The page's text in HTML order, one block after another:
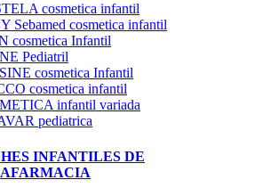
cosmetica infantil
Sebamed cosmetica infantil
cosmetica Infantil
Pediatril
cosmetica Infantil
cosmetica infantil
infantil variada
pediatrica
INFANTILES DE